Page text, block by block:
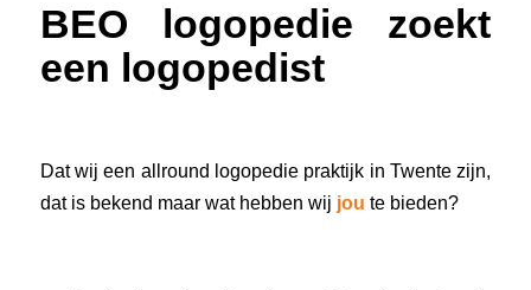
BEO logopedie zoekt
een logopedist
Dat wij een allround logopedie praktijk in Twente zijn,
dat is bekend maar wat hebben wij jou te bieden?